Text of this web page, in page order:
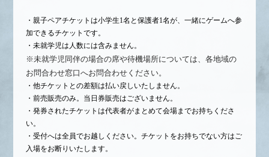
・親子ペアチケットは小学生1名と保護者1名が、一緒にゲームへ参
加できるチケットです。
・未就学児は人数には含みません。
※未就学児同伴の場合の席や待機場所については、各地域の
お問合わせ窓口へお問合わせください。
・他チケットとの差額は払い戻しいたしません。
・前売販売のみ。当日券販売はございません。
・発券されたチケットは代表者がまとめて会場までお持ちくださ
い。
・受付へは全員でお越しください。チケットをお持ちでない方はご
入場をお断りいたします。